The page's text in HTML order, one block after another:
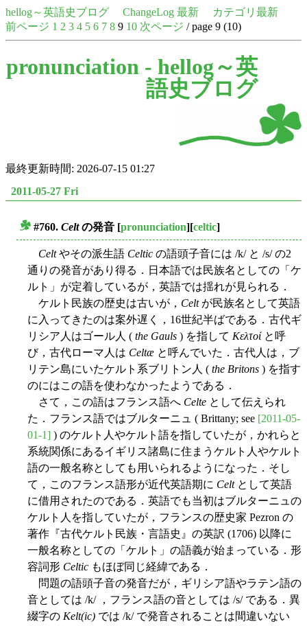
hellog～英語史ブログ ChangeLog 最新
カテゴリ最新
前ページ 1 2 3 4 5 6 7 8 9 10 次ページ / page 9 (10)
pronunciation - hellog～英
語史ブログ
最終更新時間: 2026-07-15 01:27
2011-05-27 Fri
#760. Celtの発音 [pronunciation][celtic]
Celtやその派生語 Celtic の語頭子音には /k/ と /s/ の2
通りの発音があり得る．日本語では民族名としての「ケ
ルト」が定着しているが，英語では揺れが見られる．
ケルト民族の歴史は古いが， Celtが民族名として英語
に入ってきたのは案外遅く，16世紀半ばである．古代ギ
リシア人はゴール人 ( the Gauls ) を指して Κελτοίと呼
び，古代ローマ人は Celtæ と呼んでいた．古代人は，ブ
リテン島にいたケルト系ブリトン人 ( the Britons ) を指す
のにはこの語を使わなかったようである．
さて，この語はフランス語へ Celte として伝えられ
た．フランス語ではブルターニュ ( Brittany; see [2011-05-
01-1] ) のケルト人やケルト語を指していたが，かれらと
系統関係にあるイギリス諸島に住まうケルト人やケルト
語の一般名称としても用いられるようになった．そし
て，このフランス語形が近代英語期に Celtとして英語
に借用されたのである．英語でも当初はブルターニュの
ケルト人を指していたが，フランスの歴史家 Pezron の
著作『古代ケルト民族・言語史』の英訳 (1706) 以降に
一般名称としての「ケルト」の語義が始まっている．形
容詞形 Celtic もほぼ同じ経緯である．
問題の語頭子音の発音だが，ギリシア語やラテン語の
音としては /k/ ，フランス語の音としては /s/ である．異
綴字の Kelt(ic) では /k/ で発音されることは間違いない